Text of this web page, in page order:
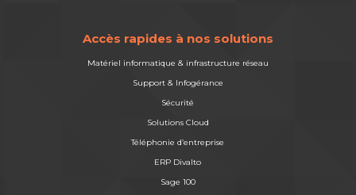
Accès rapides à nos solutions
Matériel informatique & infrastructure réseau
Support & Infogérance
Sécurité
Solutions Cloud
Téléphonie d’entreprise
ERP Divalto
Sage 100